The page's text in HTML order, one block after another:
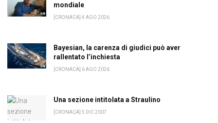
mondiale
[CRONACA] 4 AGO 2026
Bayesian, la carenza di giudici può aver
rallentato l’inchiesta
[CRONACA] 6 AGO 2026
Una sezione intitolata a Straulino
[CRONACA] 5 DIC 2007